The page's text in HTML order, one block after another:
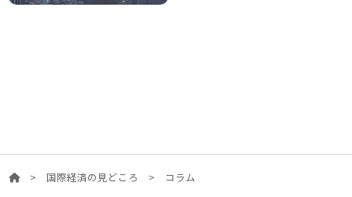
> 国際経済の見どころ > コラム